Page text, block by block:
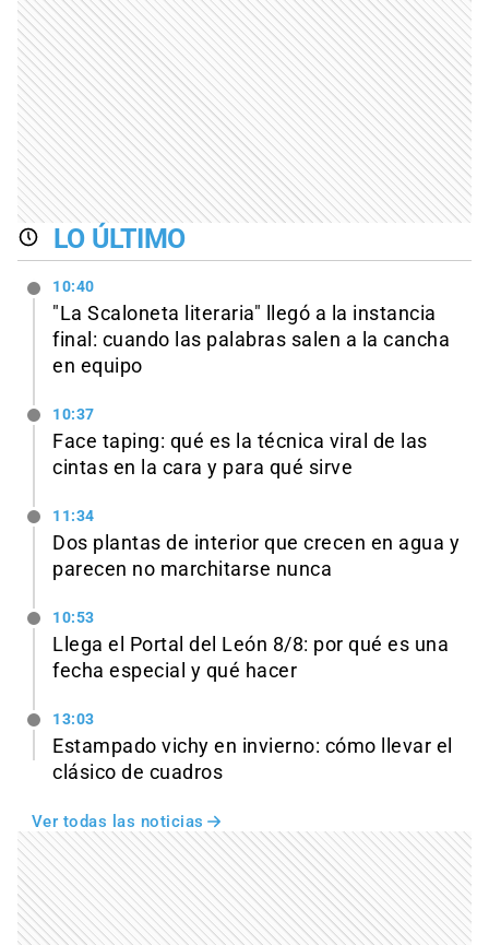
LO ÚLTIMO
10:40
"La Scaloneta literaria" llegó a la instancia
final: cuando las palabras salen a la cancha
en equipo
10:37
Face taping: qué es la técnica viral de las
cintas en la cara y para qué sirve
11:34
Dos plantas de interior que crecen en agua y
parecen no marchitarse nunca
10:53
Llega el Portal del León 8/8: por qué es una
fecha especial y qué hacer
13:03
Estampado vichy en invierno: cómo llevar el
clásico de cuadros
Ver todas las noticias